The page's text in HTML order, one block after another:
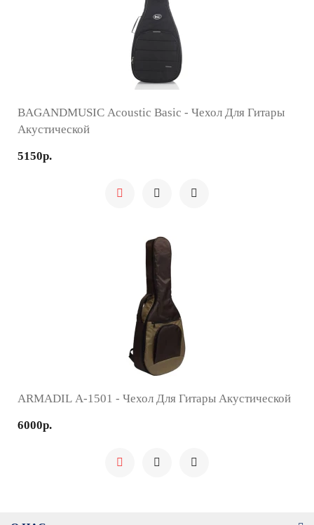
BAGANDMUSIC Acoustic Basic - Чехол Для Гитары
Акустической
5150р.
ARMADIL A-1501 - Чехол Для Гитары Акустической
6000р.